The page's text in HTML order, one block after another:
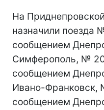
На
назначили поезда
сообщением
Симферополь, №
сообщением
Ивано-Франковск,
сообщением